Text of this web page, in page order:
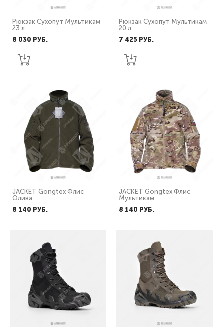
Рюкзак Сухопут Мультикам
23 л
8 030 PУБ.
Рюкзак Сухопут Мультикам
20 л
7 425 PУБ.
JACKET Gongtex Флис
Олива
8 140 PУБ.
JACKET Gongtex Флис
Мультикам
8 140 PУБ.